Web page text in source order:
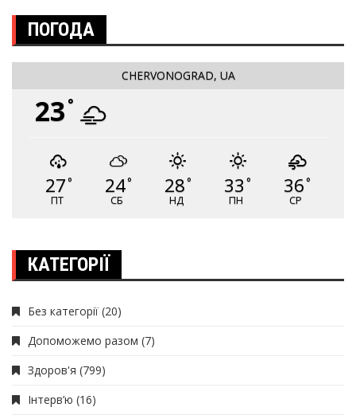
ПОГОДА
CHERVONOGRAD, UA
23 °
27°
ПТ
24°
СБ
28°
НД
33 °
ПН
36°
СР
КАТЕГОРІЇ
Без категорії (20)
Допоможемо разом (7)
Здоров'я (799)
Інтерв’ю (16)